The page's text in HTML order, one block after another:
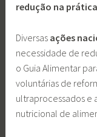
redução na prática
Diversas ações
necessidade de
o Guia Alimentar
voluntárias de
ultraprocessados e
nutricional de